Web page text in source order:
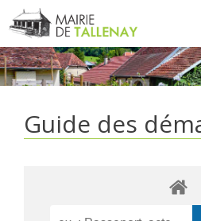
Aller
au
contenu
Guide des